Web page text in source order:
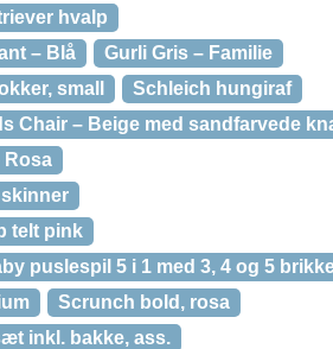
hvalp
– Blå
Gurli Gris – Familie
small
Schleich hungiraf
Chair – Beige med sandfarvede
Rosa
skinner
telt pink
puslespil 5 i 1 med 3, 4 og 5
Scrunch bold, rosa
inkl. bakke, ass.